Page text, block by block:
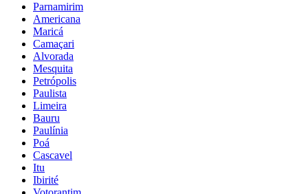
Parnamirim
Americana
Maricá
Camaçari
Alvorada
Mesquita
Petrópolis
Paulista
Limeira
Bauru
Paulínia
Poá
Cascavel
Itu
Ibirité